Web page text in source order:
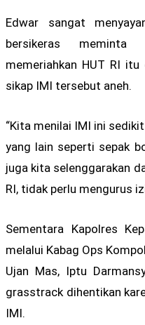
Edwar sangat
bersikeras meminta
memeriahkan HUT RI
sikap IMI tersebut aneh.
“Kita menilai IMI ini
yang lain seperti sepak
juga kita selenggarakan
RI, tidak perlu mengurus
Sementara Kapolres
melalui Kabag Ops
Ujan Mas, Iptu
grasstrack dihentikan
IMI.